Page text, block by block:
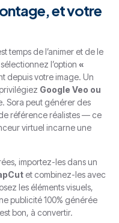
et votre
temps de l’animer et de le
l’option «
depuis votre image. Un
Google Veo ou
Sora peut générer des
référence réalistes — ce
virtuel incarne une
importez-les dans un
et combinez-les avec
les éléments visuels,
publicité 100% générée
bon, à convertir.